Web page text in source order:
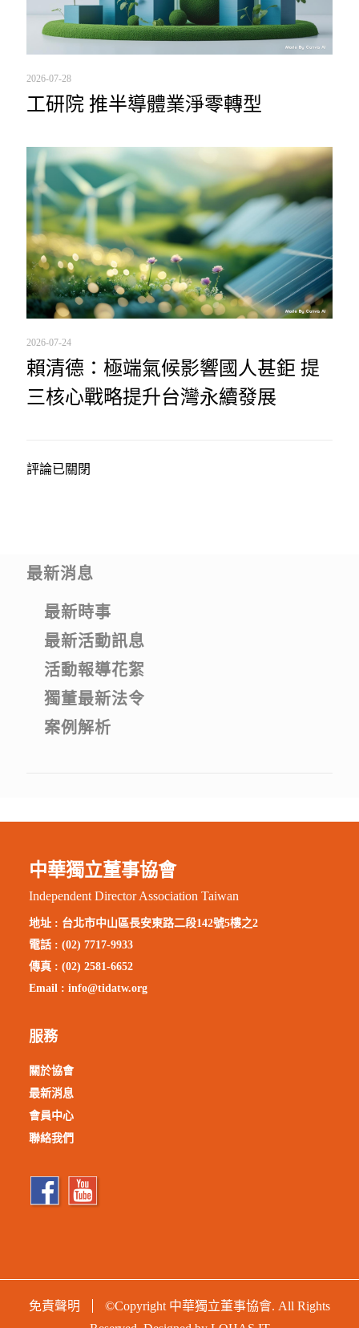
2026-07-28
工研院 推半導體業淨零轉型
2026-07-24
賴清德：極端氣候影響國人甚鉅 提
三核心戰略提升台灣永續發展
評論已關閉
最新消息
最新時事
最新活動訊息
活動報導花絮
獨董最新法令
案例解析
中華獨立董事協會
Independent Director Association Taiwan
地址 : 台北市中山區長安東路二段142號5樓之2
電話 : (02) 7717-9933
傳真 : (02) 2581-6652
Email :info@tidatw.org
服務
關於協會
最新消息
會員中心
聯絡我們
免責聲明
©Copyright 中華獨立董事協會. All Rights